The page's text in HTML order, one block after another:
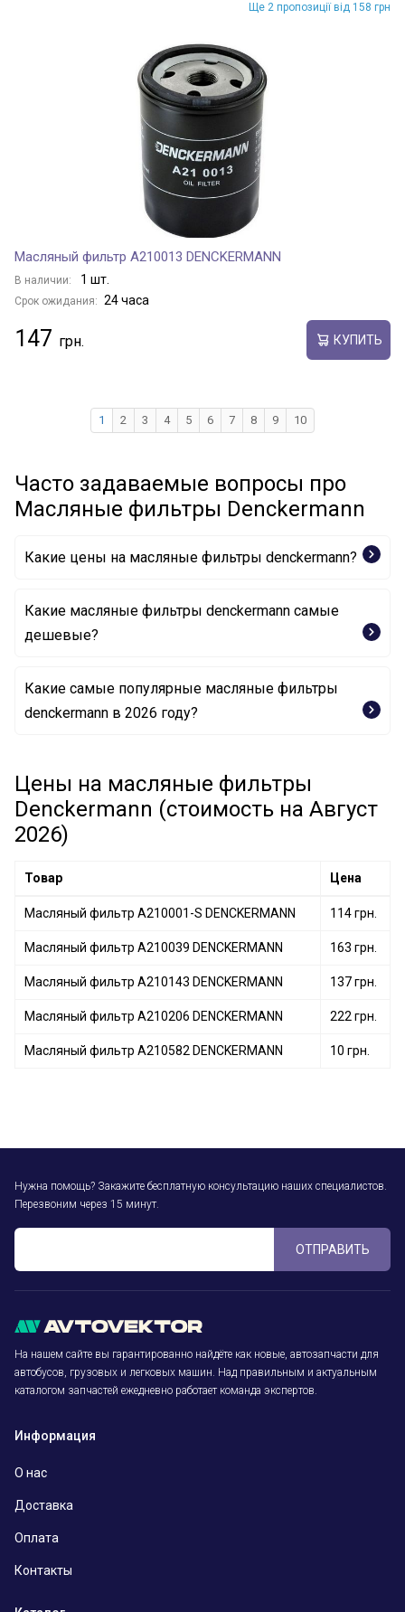
Ще 2 пропозиції від 158 грн
Масляный фильтр A210013 DENCKERMANN
В наличии: 1 шт.
Срок ожидания: 24 часа
147 КУПИТЬ
1 2 3 4 5 6 7 8 9 10
Часто задаваемые вопросы про
Масляные фильтры Denckermann
Какие цены на масляные фильтры denckermann?
Какие масляные фильтры denckermann самые
дешевые?
Масляный фильтр A210582 DENCKERMANN
Масляный фильтр A210709 DENCKERMANN
Какие самые популярные масляные фильтры
denckermann в 2026 году?
Цены на масляные фильтры
Denckermann (стоимость на Август
2026)
Товар Цена
Масляный фильтр A210001-S DENCKERMANN 114 грн.
Масляный фильтр A210039 DENCKERMANN 163 грн.
Масляный фильтр A210143 DENCKERMANN 137 грн.
Масляный фильтр A210206 DENCKERMANN 222 грн.
Масляный фильтр A210582 DENCKERMANN 10 грн.
Нужна помощь? Закажите бесплатную консультацию наших специалистов.
Перезвоним через 15 минут.
ОТПРАВИТЬ
На нашем сайте вы гарантированно найдёте как новые, автозапчасти для
автобусов, грузовых и легковых машин. Над правильным и актуальным
каталогом запчастей ежедневно работает команда экспертов.
Информация
О нас
Доставка
Оплата
Контакты